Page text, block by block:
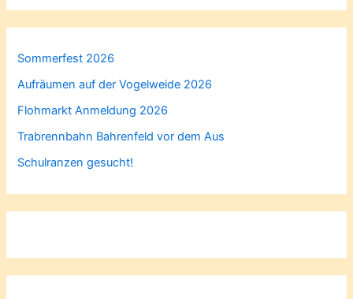
Sommerfest 2026
Aufräumen auf der Vogelweide 2026
Flohmarkt Anmeldung 2026
Trabrennbahn Bahrenfeld vor dem Aus
Schulranzen gesucht!